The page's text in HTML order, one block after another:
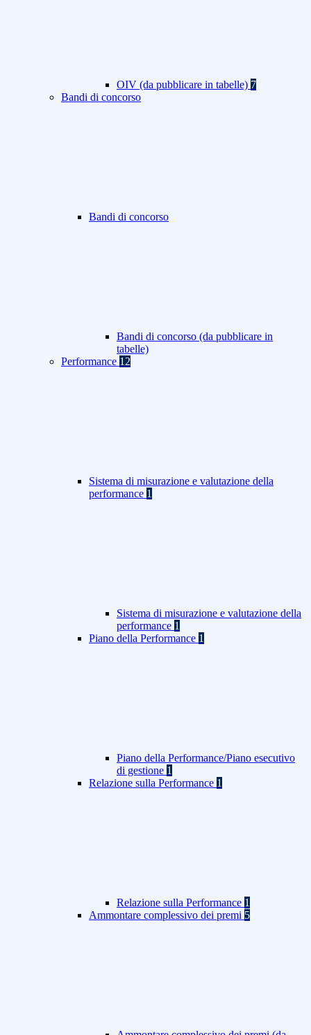
OIV (da pubblicare in tabelle) 7
Bandi di concorso
Bandi di concorso
Bandi di concorso (da pubblicare in
tabelle)
Performance 12
Sistema di misurazione e valutazione della
performance 1
Sistema di misurazione e valutazione della
performance 1
Piano della Performance 1
Piano della Performance/Piano esecutivo
di gestione 1
Relazione sulla Performance 1
Relazione sulla Performance 1
Ammontare complessivo dei premi 5